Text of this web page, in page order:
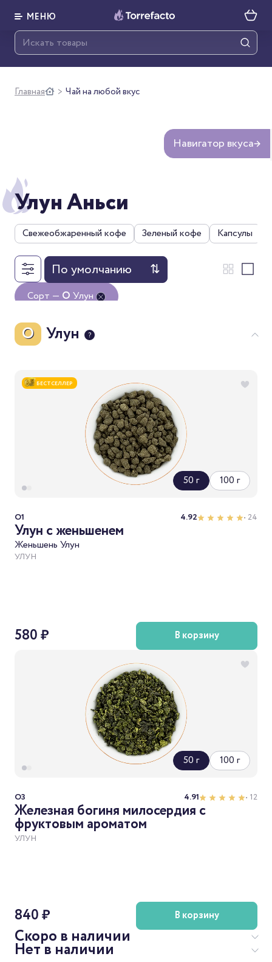
МЕНЮ
Главная > Чай на любой вкус
Навигатор вкуса→
Улун Аньси
Свежеобжаренный кофе Зеленый кофе Капсулы
По умолчанию ⇅
Сорт — O Улун
Очистить все
Улун
O
БЕСТСЕЛЛЕР
50 г 100 г
O1 4.92 • 24
Улун с женьшенем
Женьшень Улун
УЛУН
580 ₽ В корзину
50 г 100 г
O3 4.91 • 12
Железная богиня милосердия с
фруктовым ароматом
УЛУН
840 ₽ В корзину
Скоро в наличии
Нет в наличии